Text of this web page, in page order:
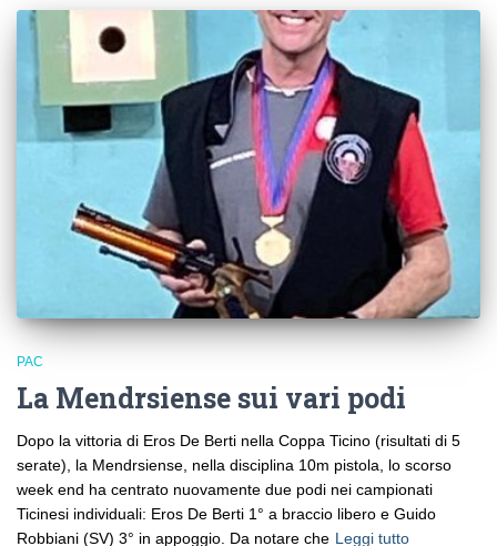
PAC
La Mendrsiense sui vari podi
Dopo la vittoria di Eros De Berti nella Coppa Ticino (risultati di 5
serate), la Mendrsiense, nella disciplina 10m pistola, lo scorso
week end ha centrato nuovamente due podi nei campionati
Ticinesi individuali: Eros De Berti 1° a braccio libero e Guido
Robbiani (SV) 3° in appoggio. Da notare che Leggi tutto